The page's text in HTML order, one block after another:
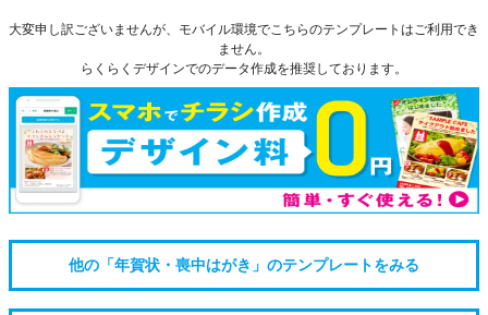
大変申し訳ございませんが、モバイル環境でこちらのテンプレートはご利用でき
ません。
らくらくデザインでのデータ作成を推奨しております。
他の「年賀状・喪中はがき」のテンプレートをみる